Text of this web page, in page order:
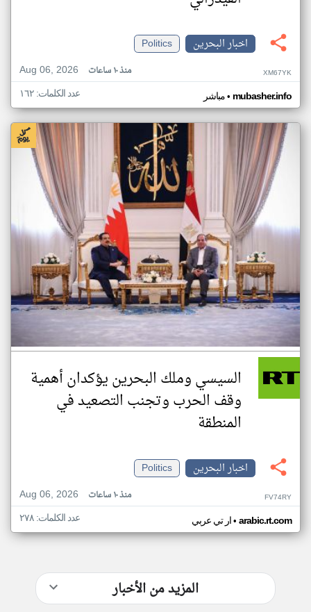
اخبار البحرين
Politics
Aug 06, 2026
منذ ١٠ ساعات XM67YK
مباشر• mubasher.info عدد الكلمات: ١٦٢
السيسي وملك البحرين يؤكدان أهمية
وقف الحرب وتجنب التصعيد في
المنطقة
اخبار البحرين
Politics
Aug 06, 2026
منذ ١٠ ساعات FV74RY
ار تي عربي• arabic.rt.com عدد الكلمات: ٢٧٨
المزيد من الأخبار